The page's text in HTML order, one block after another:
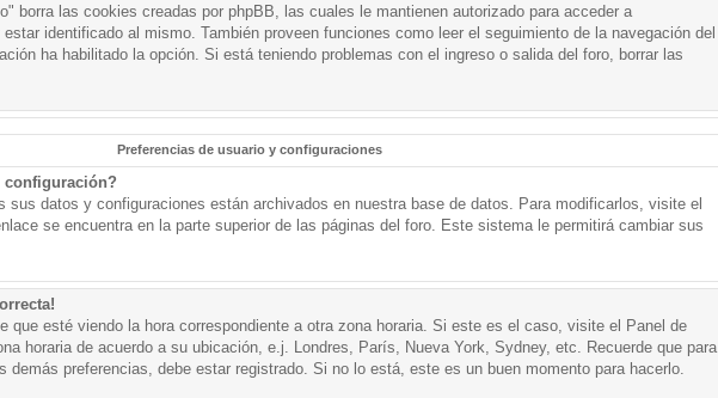
borra las cookies creadas por phpBB, las cuales le mantienen autorizado para acceder a
identificado al mismo. También proveen funciones como leer el seguimiento de la navegación del
ha habilitado la opción. Si está teniendo problemas con el ingreso o salida del foro, borrar las
Preferencias de usuario y configuraciones
configuración?
sus datos y configuraciones están archivados en nuestra base de datos. Para modificarlos, visite el
se encuentra en la parte superior de las páginas del foro. Este sistema le permitirá cambiar sus
que esté viendo la hora correspondiente a otra zona horaria. Si este es el caso, visite el Panel de
horaria de acuerdo a su ubicación, e.j. Londres, París, Nueva York, Sydney, etc. Recuerde que para
demás preferencias, debe estar registrado. Si no lo está, este es un buen momento para hacerlo.